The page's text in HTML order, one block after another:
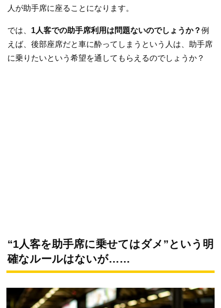
人が助手席に座ることになります。
では、 1人客での助手席利用は問題ないのでしょうか？例
えば、後部座席だと車に酔ってしまうという人は、助手席
に乗りたいという希望を通してもらえるのでしょうか？
“1人客を助手席に乗せてはダメ”という明
確なルールはないが……